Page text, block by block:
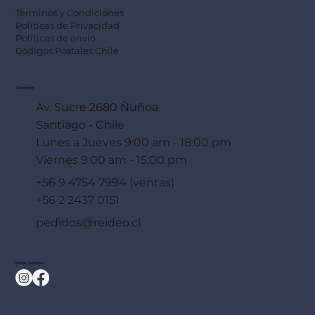
Terminos y Condiciones
Políticas de Privacidad
Políticas de envío
Códigos Postales Chile
Dirección
Av. Sucre 2680 Ñuñoa
Santiago - Chile
Lunes a Jueves 9:00 am - 18:00 pm
Viernes 9:00 am - 15:00 pm
+56 9 4754 7994 (ventas)
+56 2 2437 0151
pedidos@reideo.cl
Redes Sociales